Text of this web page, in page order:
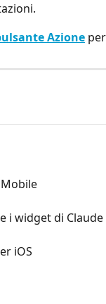
Azione
i widget di Claude
iOS